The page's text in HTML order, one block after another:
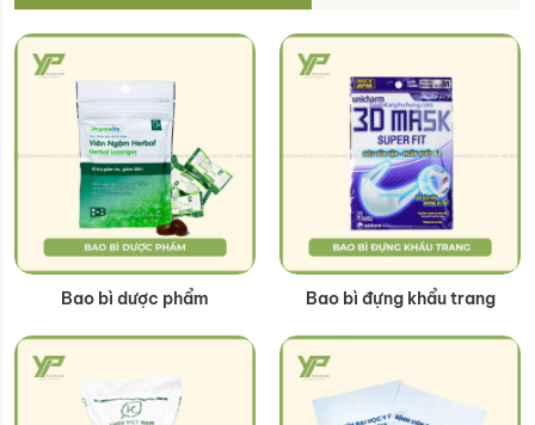
Bao bì dược phẩm Bao bì đựng khẩu trang